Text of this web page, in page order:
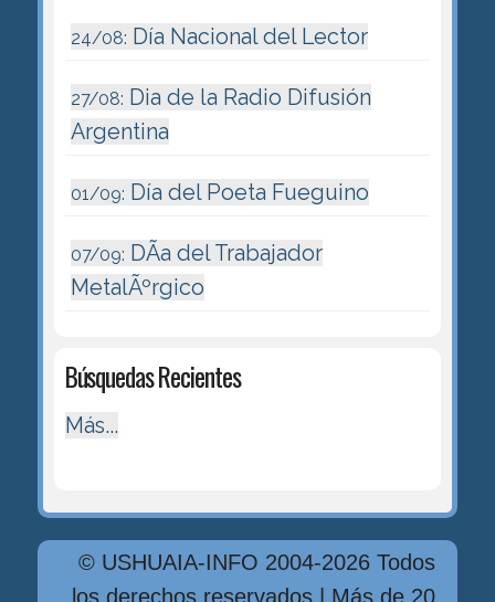
24/08: Día Nacional del Lector
27/08: Dia de la Radio Difusión
Argentina
01/09: Día del Poeta Fueguino
07/09: DÃ­a del Trabajador
MetalÃºrgico
Búsquedas Recientes
Más...
© USHUAIA-INFO 2004-2026 Todos
los derechos reservados | Más de 20